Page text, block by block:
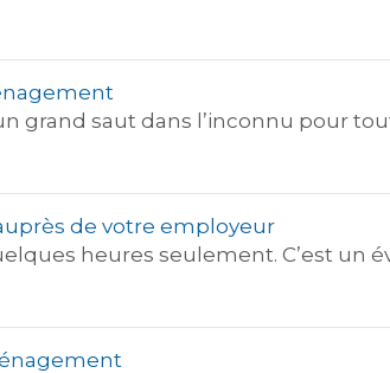
grand saut dans l’inconnu pour
de votre employeur
heures seulement. C’est un